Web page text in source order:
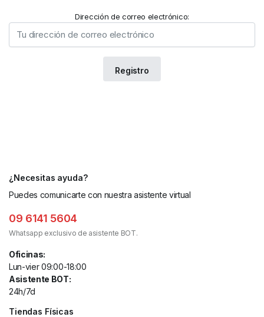
Dirección de correo electrónico:
¿Necesitas ayuda?
Puedes comunicarte con nuestra asistente virtual
09 6141 5604
Whatsapp exclusivo de asistente BOT.
Oficinas:
Lun-vier 09:00-18:00
Asistente BOT:
24h/7d
Tiendas Físicas